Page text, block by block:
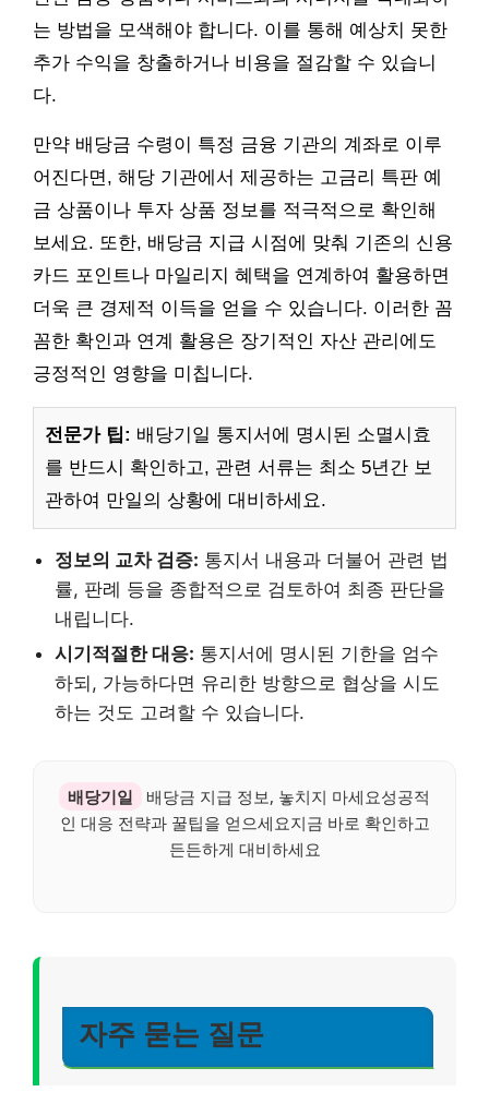
는 방법을 모색해야 합니다. 이를 통해 예상치 못한
추가 수익을 창출하거나 비용을 절감할 수 있습니
다.
만약 배당금 수령이 특정 금융 기관의 계좌로 이루
어진다면, 해당 기관에서 제공하는 고금리 특판 예
금 상품이나 투자 상품 정보를 적극적으로 확인해
보세요. 또한, 배당금 지급 시점에 맞춰 기존의 신용
카드 포인트나 마일리지 혜택을 연계하여 활용하면
더욱 큰 경제적 이득을 얻을 수 있습니다. 이러한 꼼
꼼한 확인과 연계 활용은 장기적인 자산 관리에도
긍정적인 영향을 미칩니다.
전문가 팁: 배당기일 통지서에 명시된 소멸시효
를 반드시 확인하고, 관련 서류는 최소 5년간 보
관하여 만일의 상황에 대비하세요.
정보의 교차 검증: 통지서 내용과 더불어 관련 법
률, 판례 등을 종합적으로 검토하여 최종 판단을
내립니다.
시기적절한 대응: 통지서에 명시된 기한을 엄수
하되, 가능하다면 유리한 방향으로 협상을 시도
하는 것도 고려할 수 있습니다.
배당기일
배당금 지급 정보, 놓치지 마세요성공적
인 대응 전략과 꿀팁을 얻으세요지금 바로 확인하고
든든하게 대비하세요
자주 묻는 질문